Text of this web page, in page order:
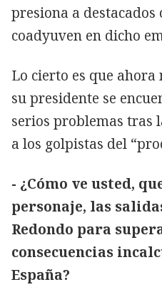
presiona a
coadyuven en dicho
Lo cierto es que
su presidente se
serios problemas tras
a los golpistas del
- ¿Cómo ve usted,
personaje, las
Redondo para
consecuencias
España?